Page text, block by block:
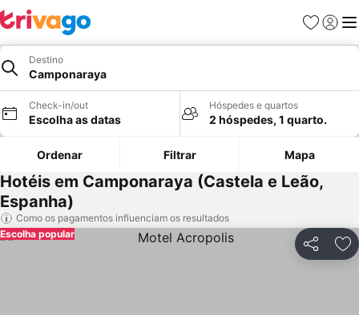
Favoritos
Iniciar
Destino
Camponaraya
Check-in/out
Escolha as datas
Hóspedes e quartos
2 hóspedes, 1 quarto.
Ordenar Filtrar Mapa
Hotéis em Camponaraya (Castela e Leão,
Espanha)
Como os pagamentos influenciam os resultados
Partilhar
Escolha popular